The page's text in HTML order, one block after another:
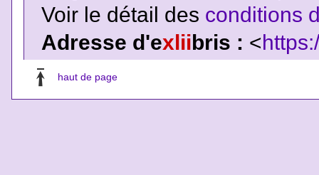
Voir le détail des conditions
Adresse d'exlii bris : <
haut de page